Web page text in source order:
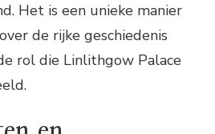
Het is een unieke manier
de rijke geschiedenis
rol die Linlithgow Palace